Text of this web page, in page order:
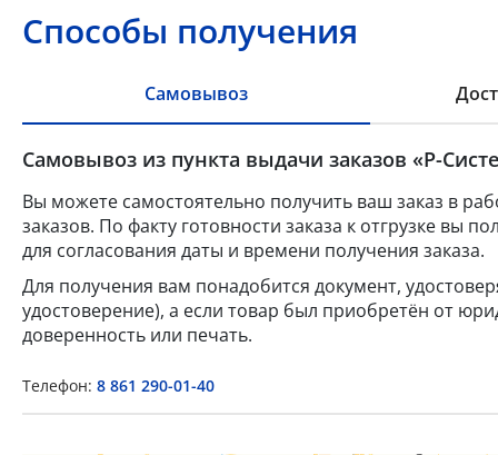
Способы получения
Самовывоз
Самовывоз из пункта выдачи заказов «Р-
Вы можете самостоятельно получить ваш заказ в
заказов. По факту готовности заказа к отгрузке вы
для согласования даты и времени получения заказа.
Для получения вам понадобится документ,
удостоверение), а если товар был приобретён от
доверенность или печать.
Телефон: 8 861 290-01-40